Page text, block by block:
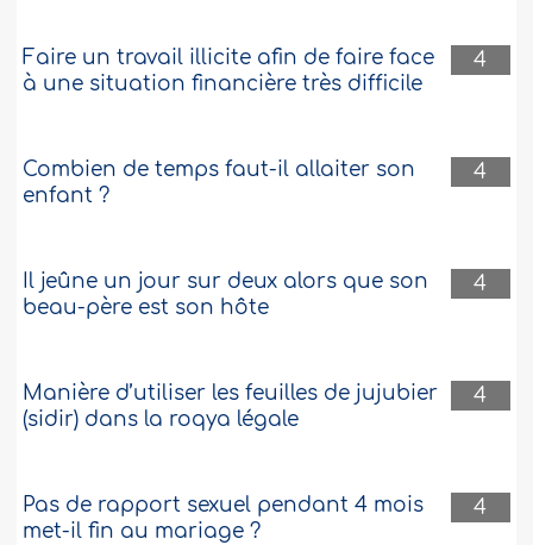
4
Faire un travail illicite afin de faire face
à une situation financière très difficile
4
Combien de temps faut-il allaiter son
enfant ?
4
Il jeûne un jour sur deux alors que son
beau-père est son hôte
4
Manière d’utiliser les feuilles de jujubier
(sidir) dans la roqya légale
4
Pas de rapport sexuel pendant 4 mois
met-il fin au mariage ?